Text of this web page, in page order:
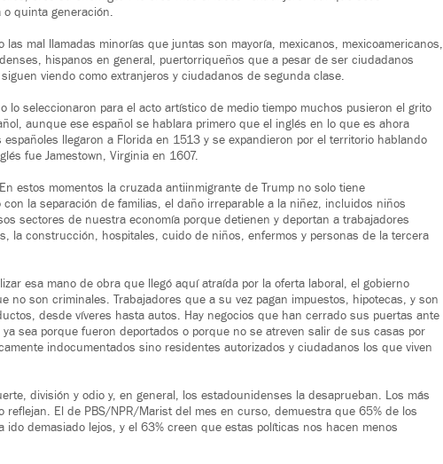
quinta generación.
mal llamadas minorías que juntas son mayoría, mexicanos, mexicoamericanos,
hispanos en general, puertorriqueños que a pesar de ser ciudadanos
viendo como extranjeros y ciudadanos de segunda clase.
lo seleccionaron para el acto artístico de medio tiempo muchos pusieron el grito
aunque ese español se hablara primero que el inglés en lo que es ahora
llegaron a Florida en 1513 y se expandieron por el territorio hablando
fue Jamestown, Virginia en 1607.
estos momentos la cruzada antiinmigrante de Trump no solo tiene
la separación de familias, el daño irreparable a la niñez, incluidos niños
sectores de nuestra economía porque detienen y deportan a trabajadores
la construcción, hospitales, cuido de niños, enfermos y personas de la tercera
esa mano de obra que llegó aquí atraída por la oferta laboral, el gobierno
no son criminales. Trabajadores que a su vez pagan impuestos, hipotecas, y son
desde víveres hasta autos. Hay negocios que han cerrado sus puertas ante
sea porque fueron deportados o porque no se atreven salir de sus casas por
indocumentados sino residentes autorizados y ciudadanos los que viven
división y odio y, en general, los estadounidenses la desaprueban. Los más
reflejan. El de PBS/NPR/Marist del mes en curso, demuestra que 65% de los
ido demasiado lejos, y el 63% creen que estas políticas nos hacen menos